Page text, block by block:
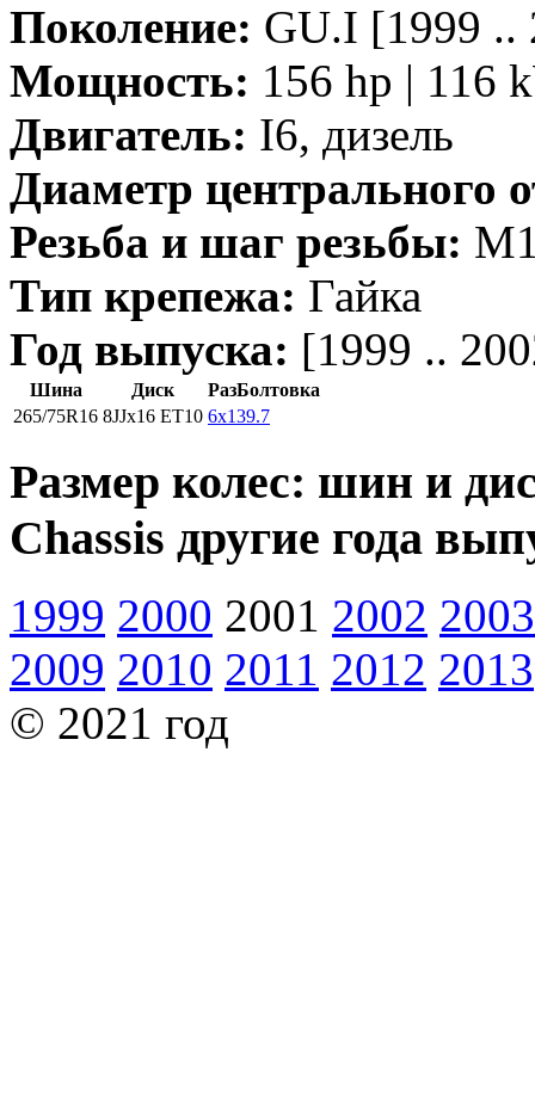
Поколение: GU.I [1999
Мощность: 156 hp | 116
Двигатель: I6, дизель
Диаметр центрального
Резьба и шаг резьбы:
Тип крепежа: Гайка
Год выпуска: [1999 ..
Шина Диск
РазБолтовка
265/75R16 8JJx16 ET10 6x139.7
Размер колес: шин и
Chassis другие года
1999 2000 2001 2002 2003
2009 2010 2011 2012 2013
© 2021 год